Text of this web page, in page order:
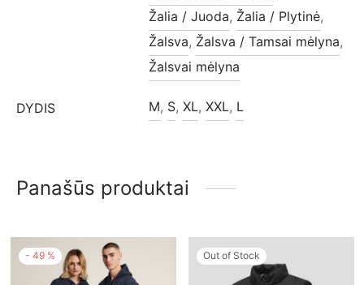
Žalia / Juoda, Žalia / Plytinė,
Žalsva, Žalsva / Tamsai mėlyna,
Žalsvai mėlyna
DYDIS M, S, XL, XXL, L
Panašūs produktai
- 49 % Out of Stock